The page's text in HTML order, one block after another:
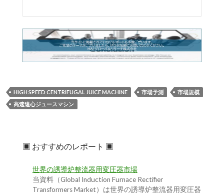
HIGH SPEED CENTRIFUGAL JUICE MACHINE 市場予測
市場規模
高速遠心ジュースマシン
▣ おすすめのレポート ▣
世界の誘導炉整流器用変圧器市場
当資料（Global Induction Furnace Rectifier
Transformers Market）は世界の誘導炉整流器用変圧器